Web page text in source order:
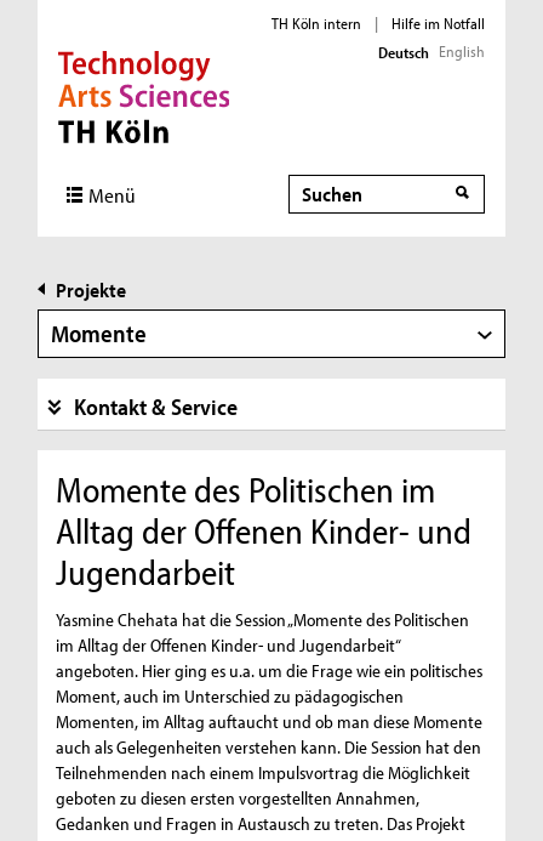
Direkt zur Hauptnavigation
Direkt zur Subnavigation
Direkt zum Inhalt
Direkt zum Fußbereich
TH Köln intern |
Hilfe im Notfall
Deutsch English
Menü Suche
Suche
Projekte
Momente
Kontakt & Service
Momente des Politischen im
Alltag der Offenen Kinder- und
Jugendarbeit
Yasmine Chehata hat die Session „Momente des Politischen
im Alltag der Offenen Kinder- und Jugendarbeit“
angeboten. Hier ging es u.a. um die Frage wie ein politisches
Moment, auch im Unterschied zu pädagogischen
Momenten, im Alltag auftaucht und ob man diese Momente
auch als Gelegenheiten verstehen kann. Die Session hat den
Teilnehmenden nach einem Impulsvortrag die Möglichkeit
geboten zu diesen ersten vorgestellten Annahmen,
Gedanken und Fragen in Austausch zu treten. Das Projekt